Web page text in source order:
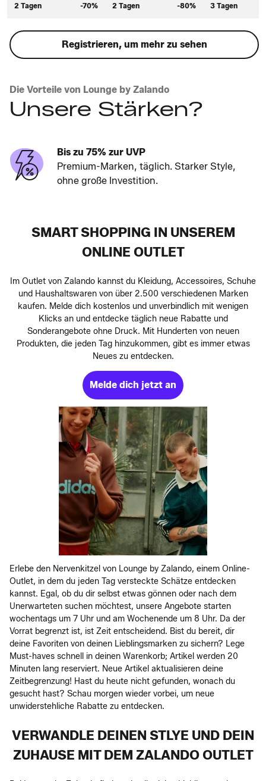
2 Tagen -70% 2 Tagen -80% 3 Tagen
Registrieren, um mehr zu sehen
Die Vorteile von Lounge by Zalando
Unsere Stärken?
Bis zu 75% zur UVP
Premium-Marken, täglich. Starker Style,
ohne große Investition.
SMART SHOPPING IN UNSEREM
ONLINE OUTLET
Im Outlet von Zalando kannst du Kleidung, Accessoires, Schuhe
und Haushaltswaren von über 2.500 verschiedenen Marken
kaufen. Melde dich kostenlos und unverbindlich mit wenigen
Klicks an und entdecke täglich neue Rabatte und
Sonderangebote ohne Druck. Mit Hunderten von neuen
Produkten, die jeden Tag hinzukommen, gibt es immer etwas
Neues zu entdecken.
Melde dich jetzt an
Erlebe den Nervenkitzel von Lounge by Zalando, einem Online-
Outlet, in dem du jeden Tag versteckte Schätze entdecken
kannst. Egal, ob du dir selbst etwas gönnen oder nach dem
Unerwarteten suchen möchtest, unsere Angebote starten
wochentags um 7 Uhr und am Wochenende um 8 Uhr. Da der
Vorrat begrenzt ist, ist Zeit entscheidend. Bist du bereit, dir
deine Favoriten von deinen Lieblingsmarken zu sichern? Lege
Must-haves schnell in deinen Warenkorb; Artikel werden 20
Minuten lang reserviert. Neue Artikel aktualisieren deine
Zeitbegrenzung! Hast du heute nicht gefunden, wonach du
gesucht hast? Schau morgen wieder vorbei, um neue
unwiderstehliche Rabatte zu entdecken.
VERWANDLE DEINEN STLYE UND DEIN
ZUHAUSE MIT DEM ZALANDO OUTLET